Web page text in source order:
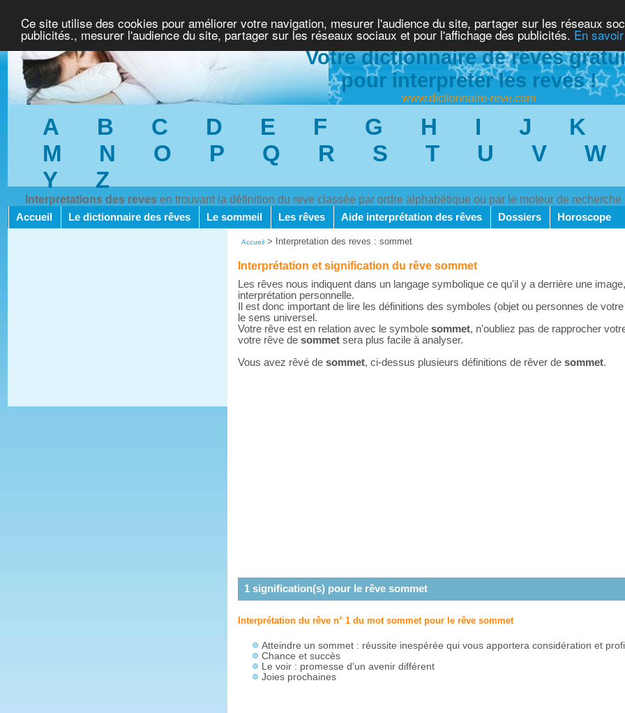
Ce site utilise des cookies pour améliorer votre navigation, mesurer l'audience du site, partager sur les réseaux
publicités., mesurer l'audience du site, partager sur les réseaux sociaux et pour l'affichage des publicités. En
Votre dictionnaire de rêves
pour interpreter les reves !
www.dictionnaire-reve.com
A B C D E F G H I J K
M
N O P Q R S T U V
W
Y
Z
Interpretations des reves en trouvant la définition du reve classée par ordre alphabétique ou par le moteur de recherche
Accueil Le dictionnaire des rêves Le sommeil Les rêves Aide interprétation des rêves Dossiers Horoscope
Accueil > Interpretation des reves : sommet
Interprétation et signification du rêve sommet
Les rêves nous indiquent dans un langage symbolique ce qu'il y a derrière une
interprétation personnelle.
Il est donc important de lire les définitions des symboles (objet ou personnes de
le sens universel.
Votre rêve est en relation avec le symbolesommet, n'oubliez pas de rapprocher
votre rêve desommet sera plus facile à analyser.
Vous avez rêvé desommet, ci-dessus plusieurs définitions de rêver desommet.
1signification(s) pour le rêve sommet
Interprétation du rêve n° 1 du mot sommet pour le rêvesommet
Atteindre un sommet : réussite inespérée qui vous apportera considération et
Chance et succès
Le voir : promesse d'un avenir différent
Joies prochaines